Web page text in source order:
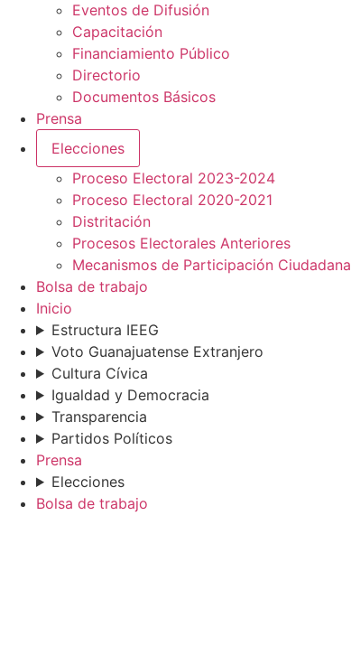
Eventos de Difusión
Capacitación
Financiamiento Público
Directorio
Documentos Básicos
Prensa
Elecciones
Proceso Electoral 2023-2024
Proceso Electoral 2020-2021
Distritación
Procesos Electorales Anteriores
Mecanismos de Participación Ciudadana
Bolsa de trabajo
Inicio
Estructura IEEG
Voto Guanajuatense Extranjero
Cultura Cívica
Igualdad y Democracia
Transparencia
Partidos Políticos
Prensa
Elecciones
Bolsa de trabajo